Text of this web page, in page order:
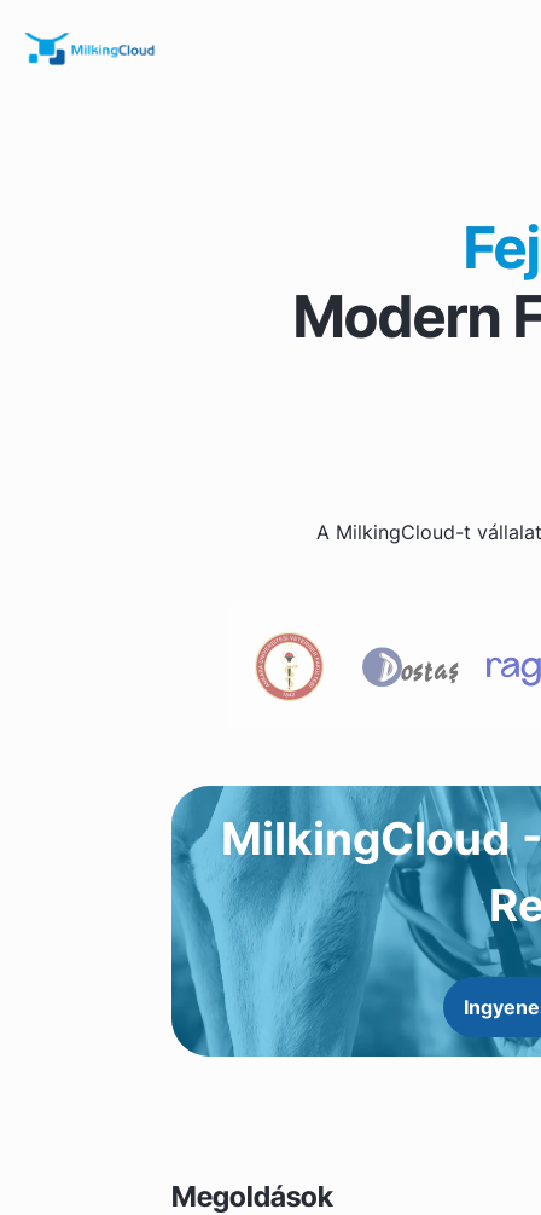
Modern
A MilkingCloud-t
MilkingCloud
Megoldások